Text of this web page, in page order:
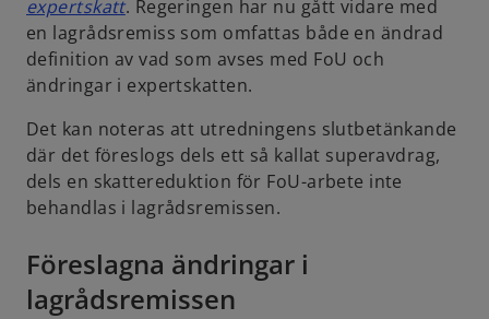
p
e
n
s
n
a
n
e
t
a
expertskatto
p
e
n
i
n
a
n
w
t
. Regeringen har nu gått vidare med
en lagrådsremiss som omfattas både en ändrad
definition av vad som avses med FoU och
ändringar i expertskatten.
Det kan noteras att utredningens slutbetänkande
där det föreslogs dels ett så kallat superavdrag,
dels en skattereduktion för FoU-arbete inte
behandlas i lagrådsremissen.
Föreslagna ändringar i
lagrådsremissen